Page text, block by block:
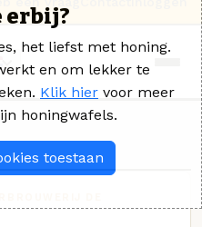
erbij?
het liefst met honing.
en om lekker te
Klik hier voor meer
honingwafels.
toestaan